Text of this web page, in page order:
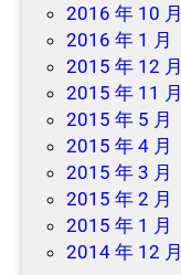
2016 年 10 月
2016 年 1 月
2015 年 12 月
2015 年 11 月
2015 年 5 月
2015 年 4 月
2015 年 3 月
2015 年 2 月
2015 年 1 月
2014 年 12 月